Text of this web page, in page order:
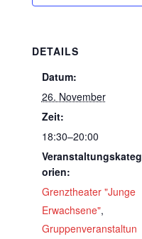
DETAILS
Datum:
26. November
Zeit:
18:30–20:00
Veranstaltungskateg
orien:
Grenztheater "Junge
Erwachsene",
Gruppenveranstaltun